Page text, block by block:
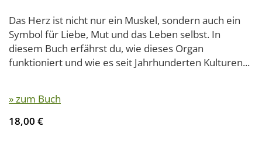
Das Herz ist nicht nur ein Muskel, sondern auch ein
Symbol für Liebe, Mut und das Leben selbst. In
diesem Buch erfährst du, wie dieses Organ
funktioniert und wie es seit Jahrhunderten Kulturen...
» zum Buch
18,00 €